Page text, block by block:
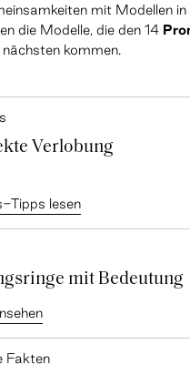
mit Modellen in
die Modelle, die den 14
kommen.
Verlobung
Tipps lesen
mit Bedeutung
Fakten